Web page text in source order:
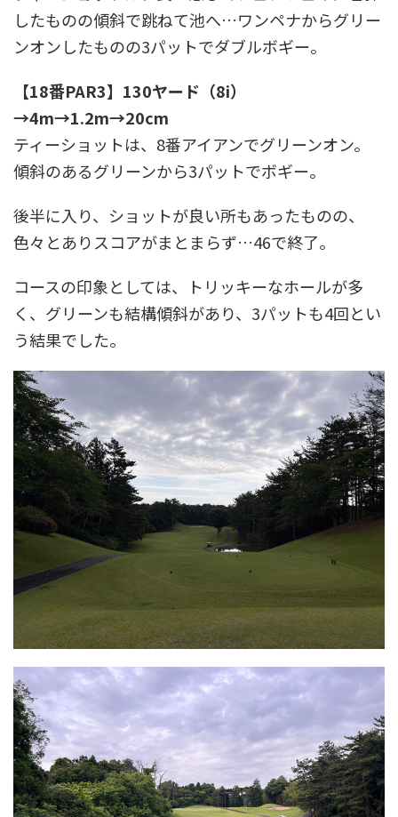
したものの傾斜で跳ねて池へ…ワンペナからグリー
ンオンしたものの3パットでダブルボギー。
【18番PAR3】130ヤード（8i）
→4m→1.2m→20cm
ティーショットは、8番アイアンでグリーンオン。
傾斜のあるグリーンから3パットでボギー。
後半に入り、ショットが良い所もあったものの、
色々とありスコアがまとまらず…46で終了。
コースの印象としては、トリッキーなホールが多
く、グリーンも結構傾斜があり、3パットも4回とい
う結果でした。